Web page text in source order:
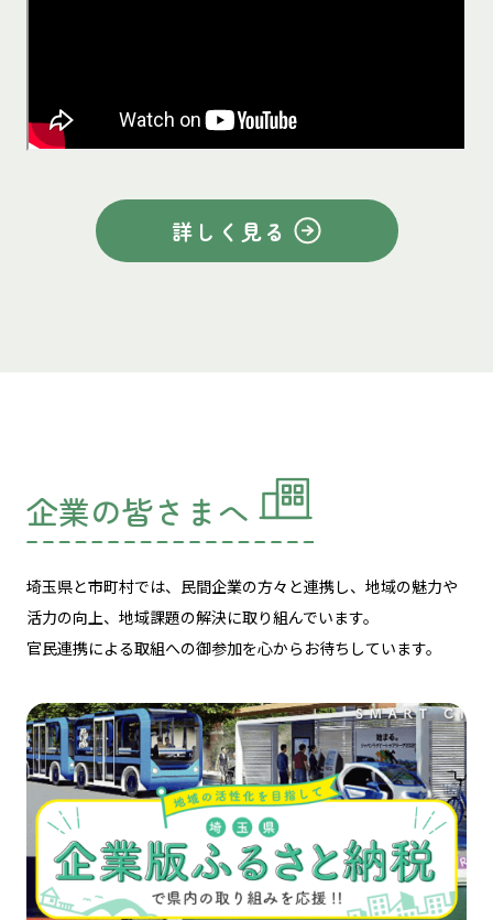
詳しく見る
企業の皆さまへ
埼玉県と市町村では、民間企業の方々と連携し、 地域の魅力や
活力の向上、地域課題の解決に取り組んでいます。
官民連携による取組への御参加を心からお待ちしています。